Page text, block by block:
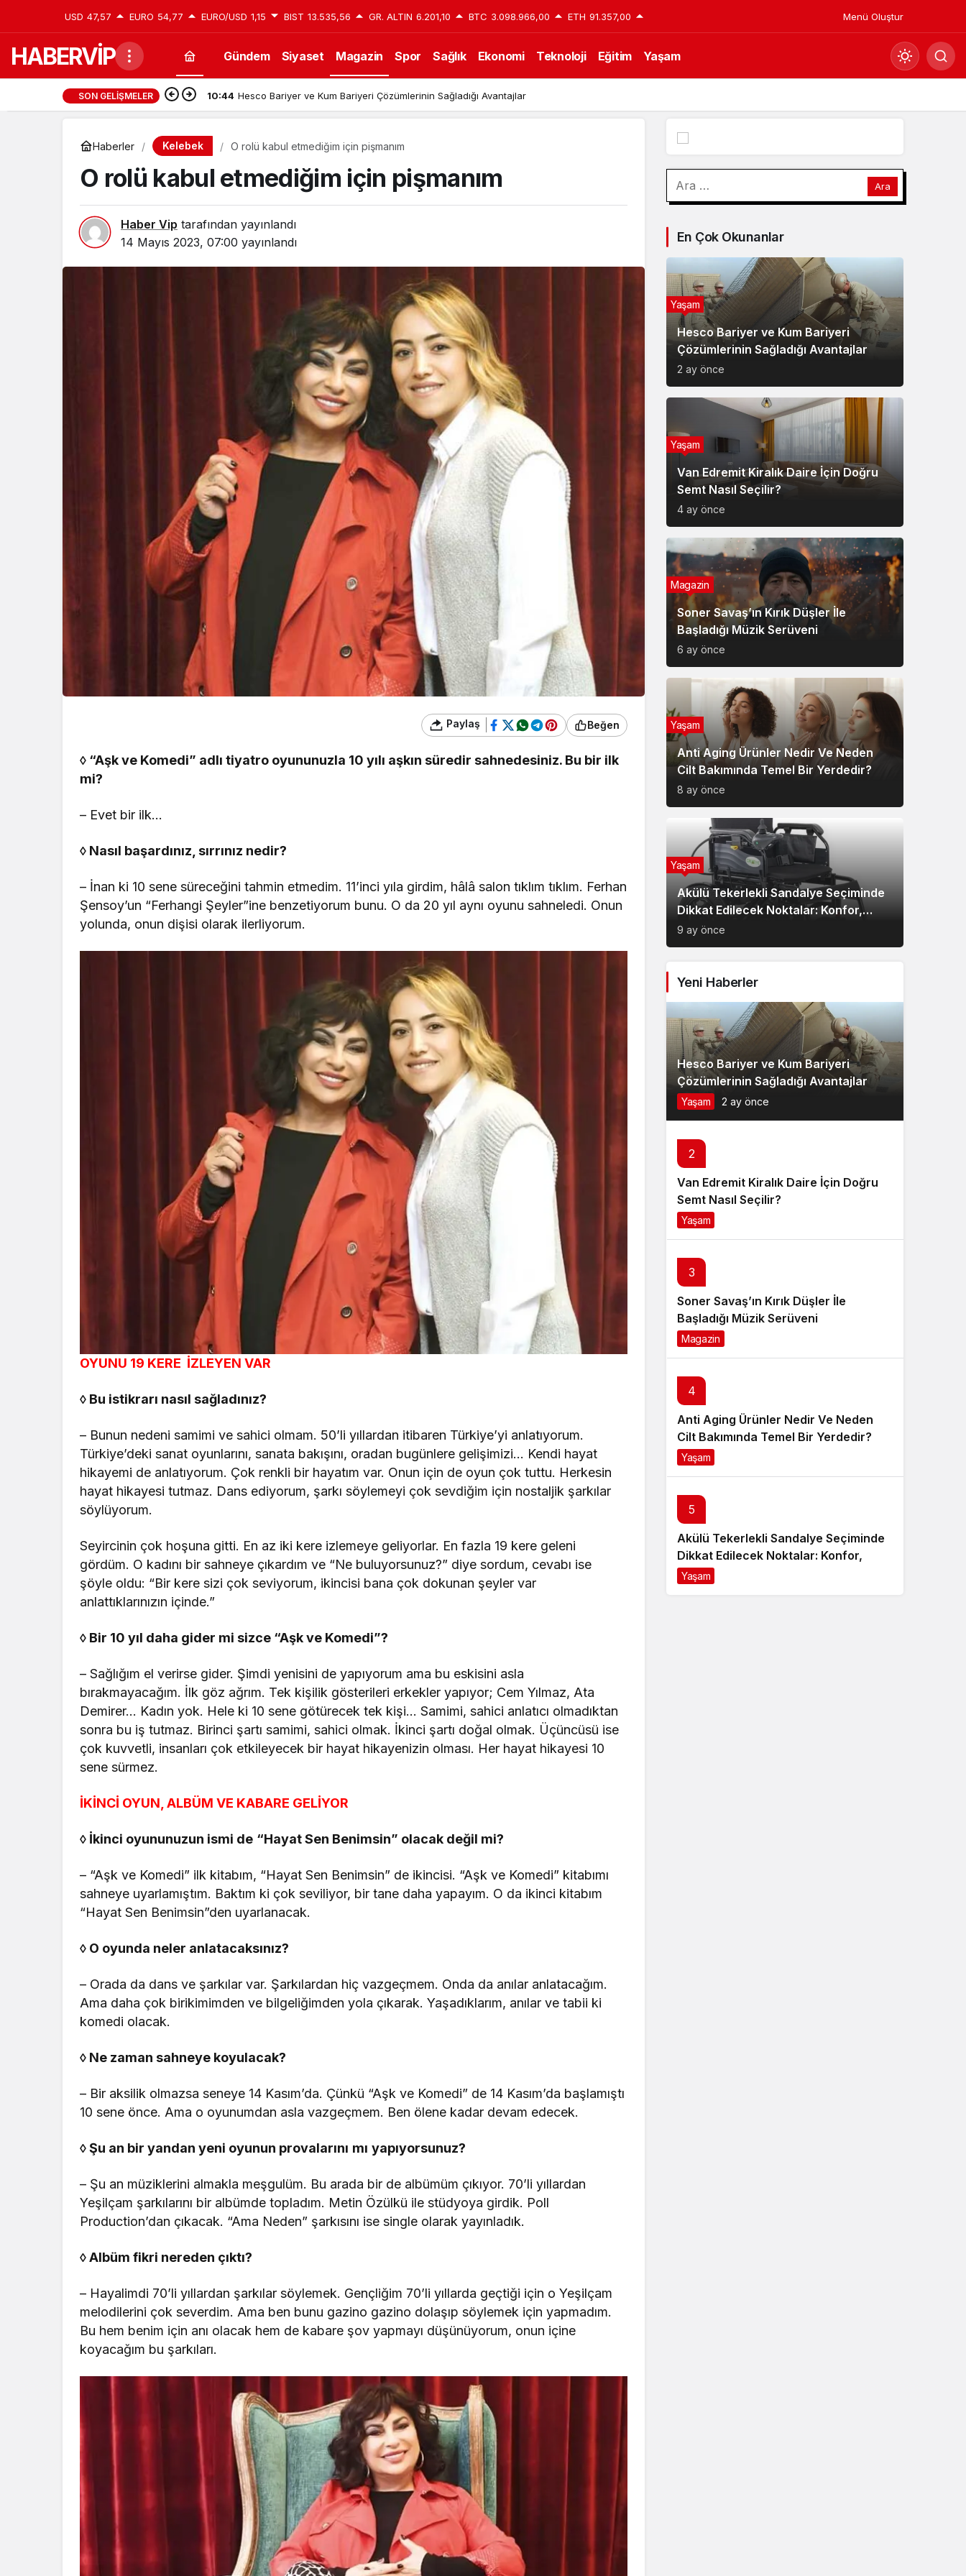
USD 47,57 EURO 54,77 EURO/USD 1,15 BIST 13.535,56 GR. ALTIN 6.201,10 BTC 3.098.966,00 ETH 91.357,00 Menü Oluştur
HABERVİP Gündem Siyaset Magazin Spor Sağlık Ekonomi Teknoloji Eğitim Yaşam
Mod
değiştir
Gece modunu seçin.
Sistem Modu
Sistem modunu seçin.
SON GELIŞMELER 10:45 Van Edremit Kiralık Daire İçin Doğru Semt Nasıl Seçilir?
Haberler Kelebek O rolü kabul etmediğim için pişmanım
O rolü kabul etmediğim için pişmanım
Haber Vip tarafından yayınlandı
14 Mayıs 2023, 07:00 yayınlandı
Paylaş Beğen
◊ “Aşk ve Komedi” adlı tiyatro oyununuzla 10 yılı aşkın süredir sahnedesiniz. Bu bir ilk
mi?
– Evet bir ilk…
◊ Nasıl başardınız, sırrınız nedir?
– İnan ki 10 sene süreceğini tahmin etmedim. 11’inci yıla girdim, hâlâ salon tıklım tıklım. Ferhan
Şensoy’un “Ferhangi Şeyler”ine benzetiyorum bunu. O da 20 yıl aynı oyunu sahneledi. Onun
yolunda, onun dişisi olarak ilerliyorum.
OYUNU 19 KERE İZLEYEN VAR
◊ Bu istikrarı nasıl sağladınız?
– Bunun nedeni samimi ve sahici olmam. 50’li yıllardan itibaren Türkiye’yi anlatıyorum.
Türkiye’deki sanat oyunlarını, sanata bakışını, oradan bugünlere gelişimizi… Kendi hayat
hikayemi de anlatıyorum. Çok renkli bir hayatım var. Onun için de oyun çok tuttu. Herkesin
hayat hikayesi tutmaz. Dans ediyorum, şarkı söylemeyi çok sevdiğim için nostaljik şarkılar
söylüyorum.
Seyircinin çok hoşuna gitti. En az iki kere izlemeye geliyorlar. En fazla 19 kere geleni
gördüm. O kadını bir sahneye çıkardım ve “Ne buluyorsunuz?” diye sordum, cevabı ise
şöyle oldu: “Bir kere sizi çok seviyorum, ikincisi bana çok dokunan şeyler var
anlattıklarınızın içinde.”
◊ Bir 10 yıl daha gider mi sizce “Aşk ve Komedi”?
– Sağlığım el verirse gider. Şimdi yenisini de yapıyorum ama bu eskisini asla
bırakmayacağım. İlk göz ağrım. Tek kişilik gösterileri erkekler yapıyor; Cem Yılmaz, Ata
Demirer… Kadın yok. Hele ki 10 sene götürecek tek kişi… Samimi, sahici anlatıcı olmadıktan
sonra bu iş tutmaz. Birinci şartı samimi, sahici olmak. İkinci şartı doğal olmak. Üçüncüsü ise
çok kuvvetli, insanları çok etkileyecek bir hayat hikayenizin olması. Her hayat hikayesi 10
sene sürmez.
İKİNCİ OYUN, ALBÜM VE KABARE GELİYOR
◊ İkinci oyununuzun ismi de “Hayat Sen Benimsin” olacak değil mi?
– “Aşk ve Komedi” ilk kitabım, “Hayat Sen Benimsin” de ikincisi. “Aşk ve Komedi” kitabımı
sahneye uyarlamıştım. Baktım ki çok seviliyor, bir tane daha yapayım. O da ikinci kitabım
“Hayat Sen Benimsin”den uyarlanacak.
◊ O oyunda neler anlatacaksınız?
– Orada da dans ve şarkılar var. Şarkılardan hiç vazgeçmem. Onda da anılar anlatacağım.
Ama daha çok birikimimden ve bilgeliğimden yola çıkarak. Yaşadıklarım, anılar ve tabii ki
komedi olacak.
◊ Ne zaman sahneye koyulacak?
– Bir aksilik olmazsa seneye 14 Kasım’da. Çünkü “Aşk ve Komedi” de 14 Kasım’da başlamıştı
10 sene önce. Ama o oyunumdan asla vazgeçmem. Ben ölene kadar devam edecek.
◊Şu an bir yandan yeni oyunun provalarını mı yapıyorsunuz?
– Şu an müziklerini almakla meşgulüm. Bu arada bir de albümüm çıkıyor. 70’li yıllardan
Yeşilçam şarkılarını bir albümde topladım. Metin Özülkü ile stüdyoya girdik. Poll
Production’dan çıkacak. “Ama Neden” şarkısını ise single olarak yayınladık.
◊Albüm fikri nereden çıktı?
– Hayalimdi 70’li yıllardan şarkılar söylemek. Gençliğim 70’li yıllarda geçtiği için o Yeşilçam
melodilerini çok severdim. Ama ben bunu gazino gazino dolaşıp söylemek için yapmadım.
Bu hem benim için anı olacak hem de kabare şov yapmayı düşünüyorum, onun içine
koyacağım bu şarkıları.
En Çok Okunanlar
Hesco Bariyer ve Kum Bariyeri
Çözümlerinin Sağladığı Avantajlar
2 ay önce
Yaşam
Van Edremit Kiralık Daire İçin Doğru
Semt Nasıl Seçilir?
4 ay önce
Yaşam
Soner Savaş’ın Kırık Düşler İle
Başladığı Müzik Serüveni
6 ay önce
Magazin
Anti Aging Ürünler Nedir Ve Neden
Cilt Bakımında Temel Bir Yerdedir?
8 ay önce
Yaşam
Akülü Tekerlekli Sandalye Seçiminde
Dikkat Edilecek Noktalar: Konfor,
Güvenlik ve Doğru Model Tercihi
9 ay önce
Yaşam
Yeni Haberler
Hesco Bariyer ve Kum Bariyeri
Çözümlerinin Sağladığı Avantajlar
Yaşam 2 ay önce
2
Van Edremit Kiralık Daire İçin Doğru
Semt Nasıl Seçilir?
Yaşam
3
Soner Savaş’ın Kırık Düşler İle
Başladığı Müzik Serüveni
Magazin
4
Anti Aging Ürünler Nedir Ve Neden
Cilt Bakımında Temel Bir Yerdedir?
Yaşam
5
Akülü Tekerlekli Sandalye Seçiminde
Dikkat Edilecek Noktalar: Konfor,
Güvenlik ve Doğru Model Tercihi
Yaşam